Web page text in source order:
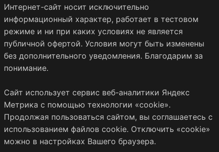
Интернет-сайт носит исключительно
информационный характер, работает в тестовом
режиме и ни при каких условиях не является
публичной офертой. Условия могут быть изменены
без дополнительного уведомления. Благодарим за
понимание.
Сайт использует сервис веб-аналитики Яндекс
Метрика с помощью технологии «cookie».
Продолжая пользоваться сайтом, вы соглашаетесь с
использованием файлов cookie. Отключить «cookie»
можно в настройках Вашего браузера.